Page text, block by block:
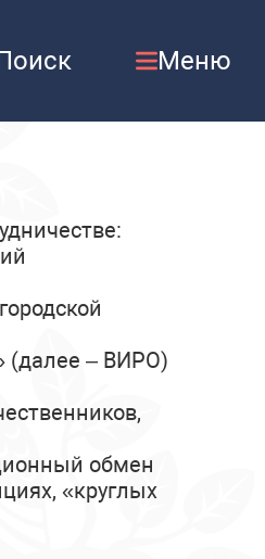
Меню
(далее – ВИРО)
обмен
«круглых